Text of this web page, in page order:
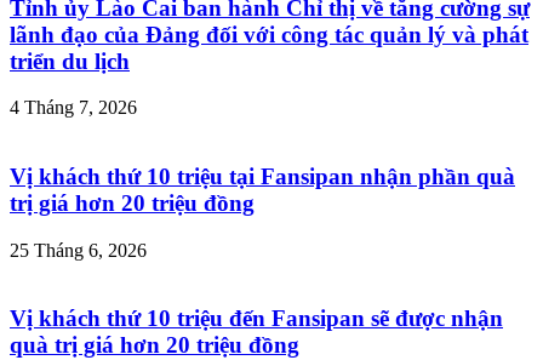
Tỉnh ủy Lào Cai ban hành Chỉ thị về tăng cường sự
lãnh đạo của Đảng đối với công tác quản lý và phát
triển du lịch
4 Tháng 7, 2026
Vị khách thứ 10 triệu tại Fansipan nhận phần quà
trị giá hơn 20 triệu đồng
25 Tháng 6, 2026
Vị khách thứ 10 triệu đến Fansipan sẽ được nhận
quà trị giá hơn 20 triệu đồng